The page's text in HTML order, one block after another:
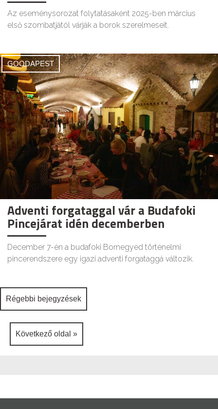
Az eseménysorozat folytatásaként 2025-ben március
első szombatjától várják a borok szerelmeseit.
GOODAPEST
Adventi forgataggal vár a Budafoki
Pincejárat idén decemberben
December 7-én a budafoki Bornegyed történelmi
pincerendszere egy igazi adventi forgataggá változik.
Bejegyzés
navigáció
Régebbi bejegyzések
Következő oldal »